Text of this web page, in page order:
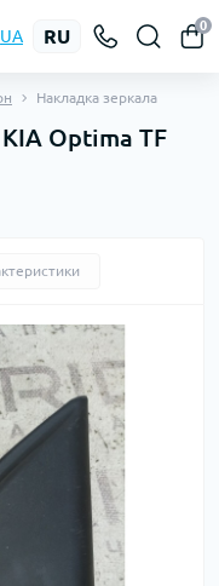
UA RU
0
Накладка зеркала
Optima TF